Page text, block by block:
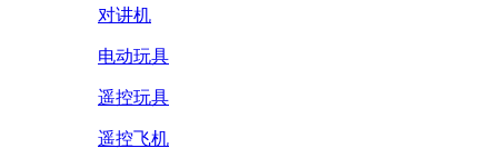
对讲机
电动玩具
遥控玩具
遥控飞机